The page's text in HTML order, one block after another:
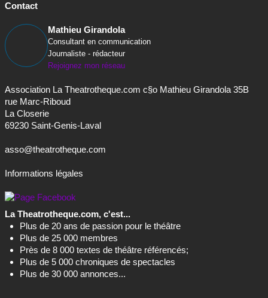
Contact
Mathieu Girandola
Consultant en communication
Journaliste - rédacteur
Rejoignez mon réseau
Association La Theatrotheque.com c§o Mathieu Girandola 35B
rue Marc-Riboud
La Closerie
69230 Saint-Genis-Laval
asso@theatrotheque.com
Informations légales
La Theatrotheque.com, c'est...
Plus de 20 ans de passion pour le théâtre
Plus de 25 000 membres
Près de 8 000 textes de théâtre référencés;
Plus de 5 000 chroniques de spectacles
Plus de 30 000 annonces...